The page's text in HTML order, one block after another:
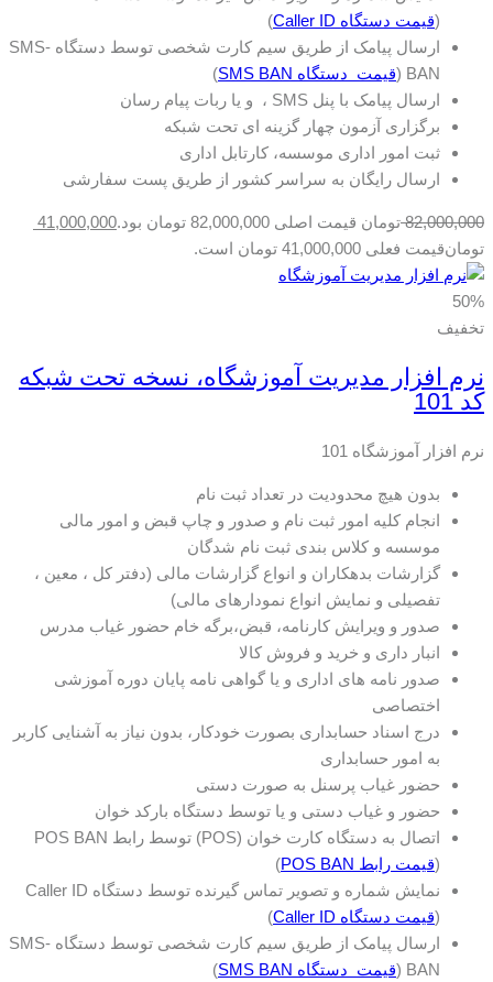
(قیمت دستگاه Caller ID
)
ارسال پیامک از طریق سیم کارت شخصی توسط دستگاه SMS-
BAN (
قیمت دستگاه SMS BAN
)
ارسال پیامک با پنل SMS ، و یا ربات پیام رسان
برگزاری آزمون چهار گزینه ای تحت شبکه
ثبت امور اداری موسسه، کارتابل اداری
ارسال رایگان به سراسر کشور از طریق پست سفارشی
82,000,000 تومان قیمت اصلی 82,000,000 تومان بود.
41,000,000
تومانقیمت فعلی 41,000,000 تومان است.
50%
تخفیف
نرم افزار مدیریت آموزشگاه، نسخه تحت شبکه
کد 101
نرم افزار آموزشگاه 101
بدون هیچ محدودیت در تعداد ثبت نام
انجام کلیه امور ثبت نام و صدور و چاپ قبض و امور مالی
موسسه و کلاس بندی ثبت نام شدگان
گزارشات بدهکاران و انواع گزارشات مالی (دفتر کل ، معین ،
تفصیلی و نمایش انواع نمودارهای مالی)
صدور و ویرایش کارنامه، قبض،برگه خام حضور غیاب مدرس
انبار داری و خرید و فروش کالا
صدور نامه های اداری و یا گواهی نامه پایان دوره آموزشی
اختصاصی
درج اسناد حسابداری بصورت خودکار، بدون نیاز به آشنایی کاربر
به امور حسابداری
حضور غیاب پرسنل به صورت دستی
حضور و غیاب دستی و یا توسط دستگاه بارکد خوان
اتصال به دستگاه کارت خوان (POS) توسط رابط POS BAN
(قیمت رابط POS BAN
)
نمایش شماره و تصویر تماس گیرنده توسط دستگاه Caller ID
(قیمت دستگاه Caller ID
)
ارسال پیامک از طریق سیم کارت شخصی توسط دستگاه SMS-
BAN (
قیمت دستگاه SMS BAN
)